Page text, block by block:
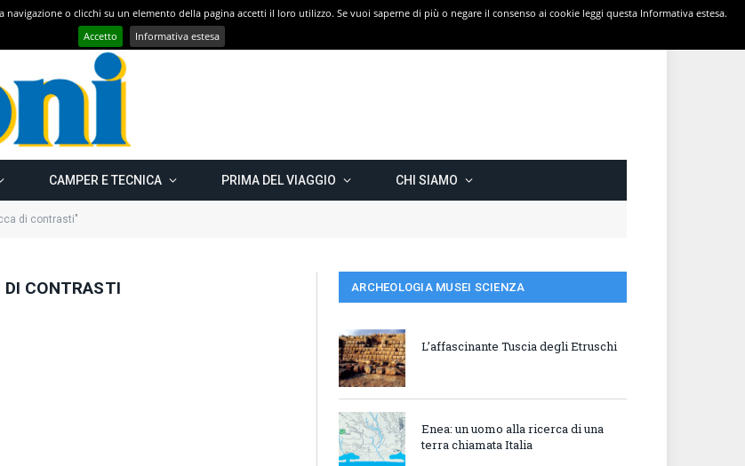
Con CAMPER GO – UN GRANDE VIAGGIO verso il nord est EUROPEO – Carelia Russa e Capo Nord 2019 – Km 13.000
CAMPER E TECNICA PRIMA DEL VIAGGIO CHI SIAMO
di contrasti"
DI CONTRASTI ARCHEOLOGIA MUSEI SCIENZA
L’affascinante Tuscia degli Etruschi
Enea: un uomo alla ricerca di una
terra chiamata Italia
o clicchi su un elemento della pagina accetti il loro utilizzo. Se vuoi saperne di più o negare il consenso ai cookie leggi questa Informativa estesa.
Accetto
Informativa estesa